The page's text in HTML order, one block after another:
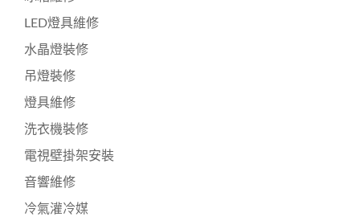
LED燈具維修
水晶燈裝修
吊燈裝修
燈具維修
洗衣機裝修
電視壁掛架安裝
音響維修
冷氣灌冷媒